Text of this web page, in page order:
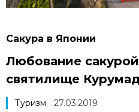
Фото/Видео
Сакура в Японии
Любование
святилище
Туризм 27.03.2019